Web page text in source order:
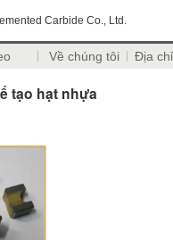
Carbide Co., Ltd.
Về chúng tôi Địa
tạo hạt nhựa